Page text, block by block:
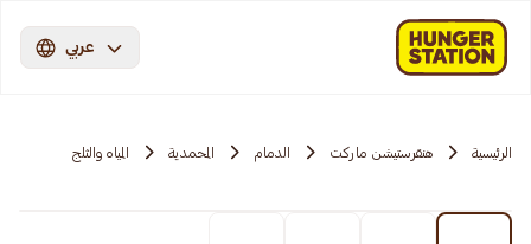
عربي
الرئيسية هنقرستيشن ماركت الدمام المحمدية المياه والثلج